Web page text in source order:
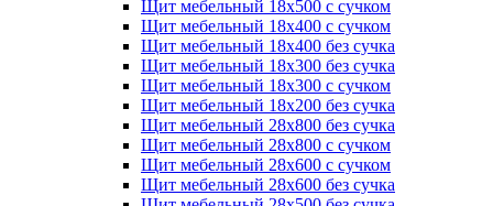
Щит мебельный 18х500 с сучком
Щит мебельный 18х400 с сучком
Щит мебельный 18х400 без сучка
Щит мебельный 18х300 без сучка
Щит мебельный 18х300 с сучком
Щит мебельный 18х200 без сучка
Щит мебельный 28х800 без сучка
Щит мебельный 28х800 с сучком
Щит мебельный 28х600 с сучком
Щит мебельный 28х600 без сучка